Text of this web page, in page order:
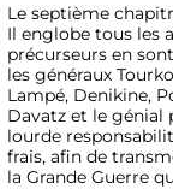
Le septième
Il englobe tous les
précurseurs en
les généraux
Lampé, Denikine,
Davatz et le génial
lourde
frais, afin de
la Grande Guerre